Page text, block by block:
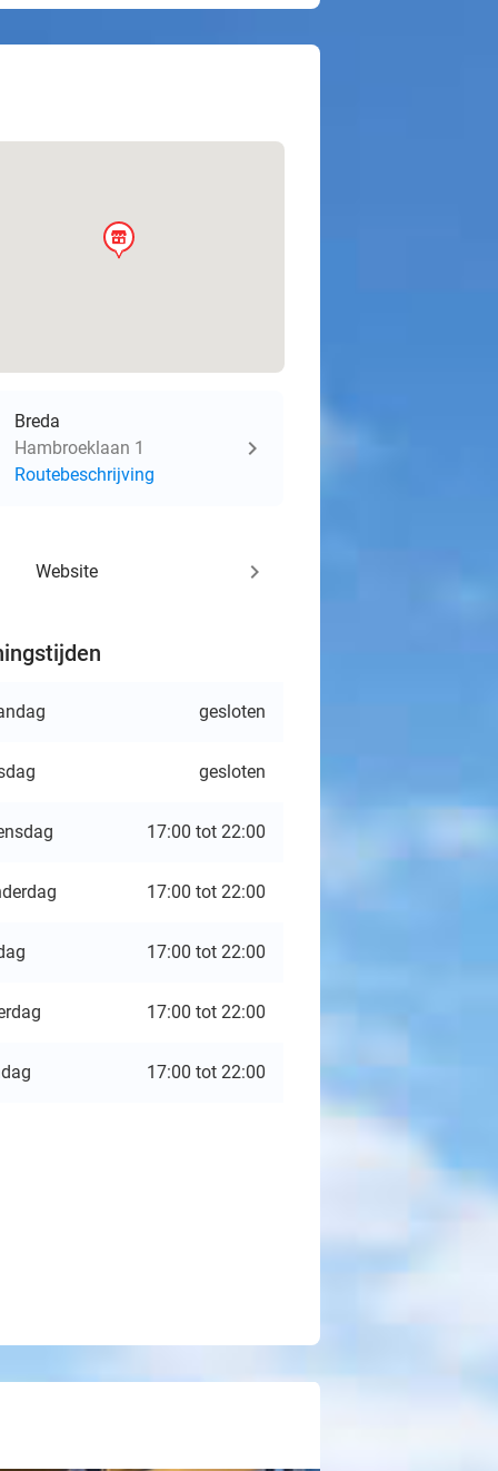
store
Breda
Hambroeklaan 1
Routebeschrijving
Website keyboard_arrow_right
gesloten
gesloten
17:00 tot 22:00
17:00 tot 22:00
17:00 tot 22:00
17:00 tot 22:00
17:00 tot 22:00